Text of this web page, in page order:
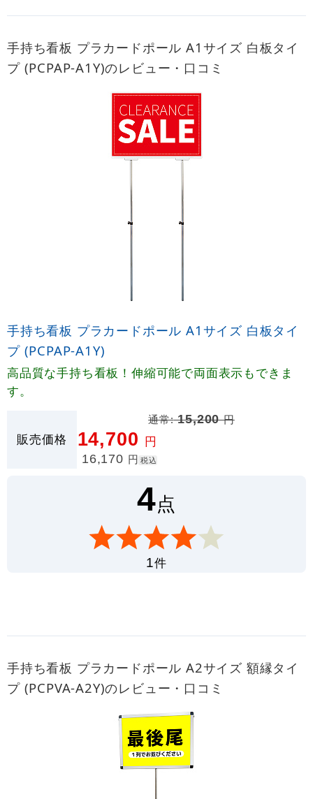
手持ち看板 プラカードポール A1サイズ 白板タイ
プ (PCPAP-A1Y)のレビュー・口コミ
手持ち看板 プラカードポール A1サイズ 白板タイ
プ (PCPAP-A1Y)
高品質な手持ち看板！伸縮可能で両面表示もできま
す。
販売価格
通常:15,200円
14,700 円
16,170 円 税込
4点
1件
手持ち看板 プラカードポール A2サイズ 額縁タイ
プ (PCPVA-A2Y)のレビュー・口コミ